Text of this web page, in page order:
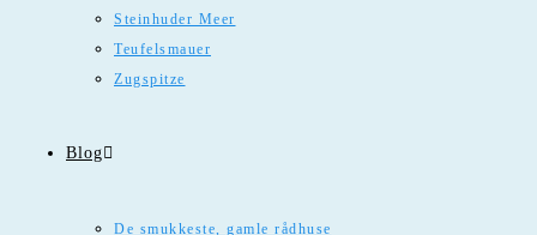
Steinhuder Meer
Teufelsmauer
Zugspitze
Blog
De smukkeste, gamle rådhuse